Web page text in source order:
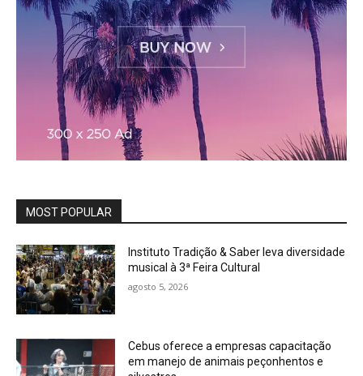
MOST POPULAR
Instituto Tradição & Saber leva diversidade
musical à 3ª Feira Cultural
agosto 5, 2026
Cebus oferece a empresas capacitação
em manejo de animais peçonhentos e